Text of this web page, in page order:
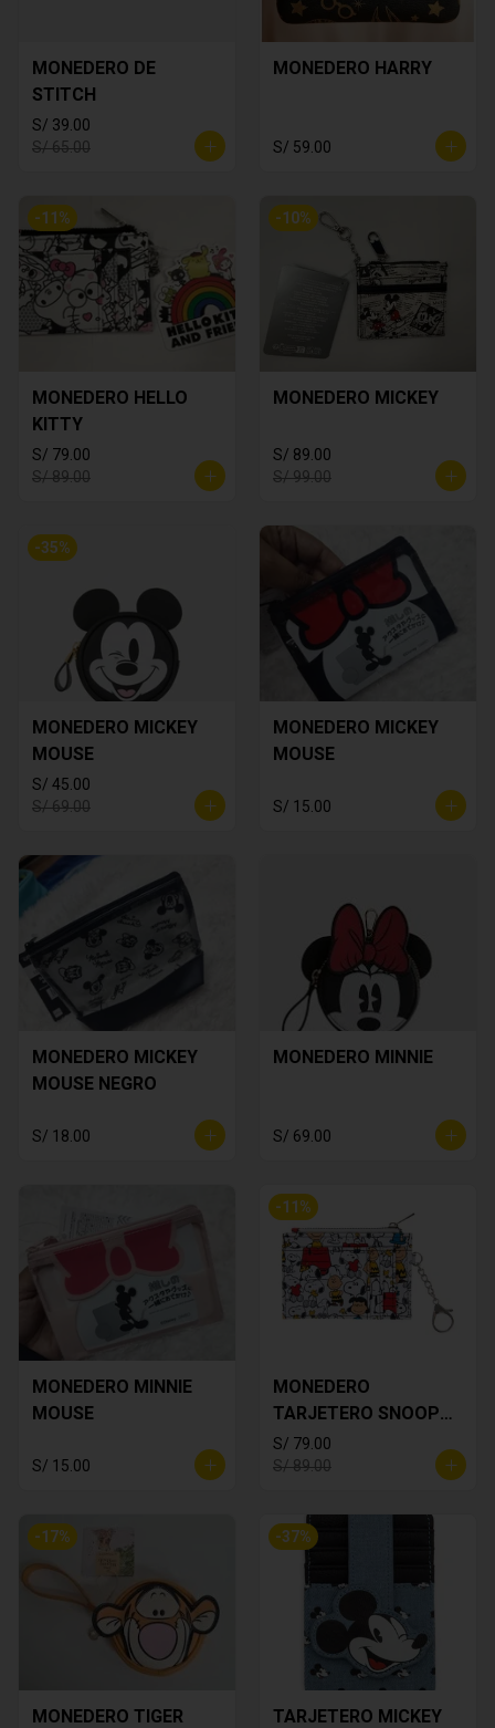
MONEDERO DE
STITCH
S/ 39.00
S/ 65.00
MONEDERO HARRY
S/ 59.00
-11 %
MONEDERO HELLO
KITTY
S/ 79.00
S/ 89.00
-10%
MONEDERO MICKEY
S/ 89.00
S/ 99.00
-35%
MONEDERO MICKEY
MOUSE
S/ 45.00
S/ 69.00
MONEDERO MICKEY
MOUSE
S/ 15.00
MONEDERO MICKEY
MOUSE NEGRO
S/ 18.00
MONEDERO MINNIE
S/ 69.00
MONEDERO MINNIE
MOUSE
S/ 15.00
-11 %
MONEDERO
TARJETERO SNOOPY
BLANCO
S/ 79.00
S/ 89.00
-17%
MONEDERO TIGER
-37%
TARJETERO MICKEY